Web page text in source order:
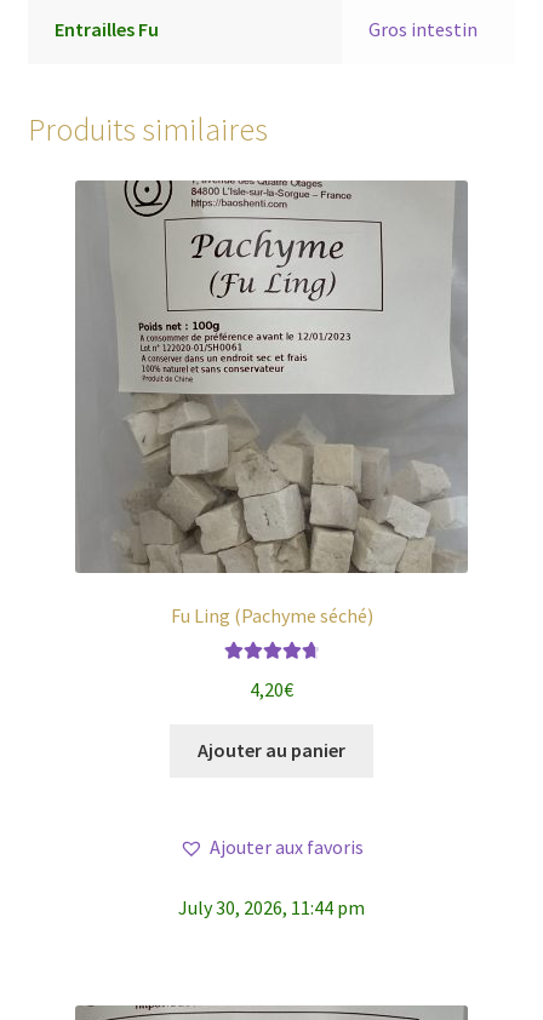
Entrailles Fu Gros intestin
Produits similaires
Fu Ling (Pachyme séché)
sur 5
4,20€
Ajouter au panier
Ajouter aux favoris
July 30, 2026, 11:44 pm